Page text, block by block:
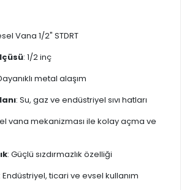
Vana 1/2" STDRT
: 1/2 inç
metal alaşım
: Su, gaz ve endüstriyel sıvı hatları
vana mekanizması ile kolay açma ve
: Güçlü sızdırmazlık özelliği
: Endüstriyel, ticari ve evsel kullanım